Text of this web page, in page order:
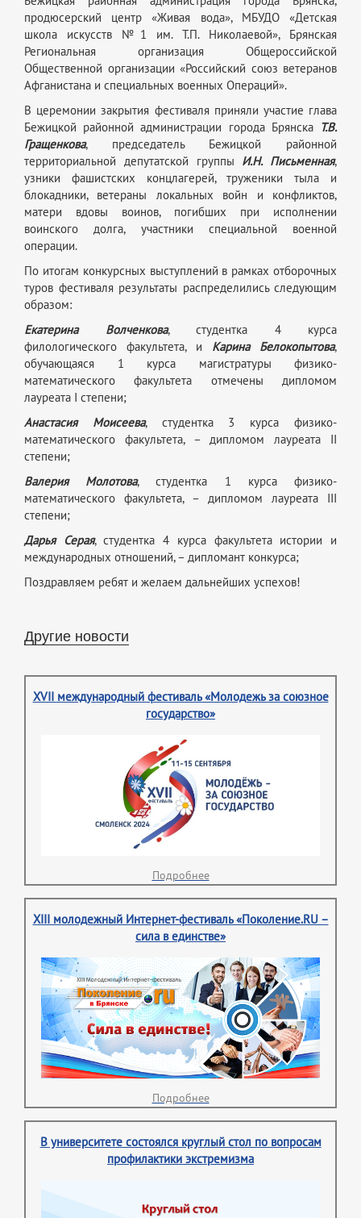
продюсерский центр «Живая вода», МБУДО «Детская
школа искусств №1 им. Т.П. Николаевой», Брянская
Региональная организация Общероссийской
Общественной организации «Российский союз ветеранов
Афганистана и специальных военных Операций».
В церемонии закрытия фестиваля приняли участие глава
Бежицкой районной администрации города Брянска Т.В.
Гращенкова, председатель Бежицкой районной
территориальной депутатской группы И.Н. Письменная,
узники фашистских концлагерей, труженики тыла и
блокадники, ветераны локальных войн и конфликтов,
матери вдовы воинов, погибших при исполнении
воинского долга, участники специальной военной
операции.
По итогам конкурсных выступлений в рамках отборочных
туров фестиваля результаты распределились следующим
образом:
Екатерина Волченкова, студентка 4 курса
филологического факультета, и Карина Белокопытова,
обучающаяся 1 курса магистратуры физико-
математического факультета отмечены дипломом
лауреата I степени;
Анастасия Моисеева, студентка 3 курса физико-
математического факультета, – дипломом лауреата II
степени;
Валерия Молотова, студентка 1 курса физико-
математического факультета, – дипломом лауреата III
степени;
Дарья Серая, студентка 4 курса факультета истории и
международных отношений, – дипломант конкурса;
Поздравляем ребят и желаем дальнейших успехов!
Другие новости
XVII международный фестиваль «Молодежь за союзное
государство»
Подробнее
XIII молодежный Интернет-фестиваль «Поколение.RU –
сила в единстве»
Подробнее
В университете состоялся круглый стол по вопросам
профилактики экстремизма